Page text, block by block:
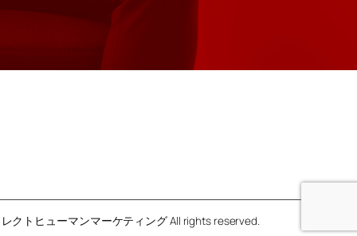
クトヒューマンマーケティング All rights reserved.